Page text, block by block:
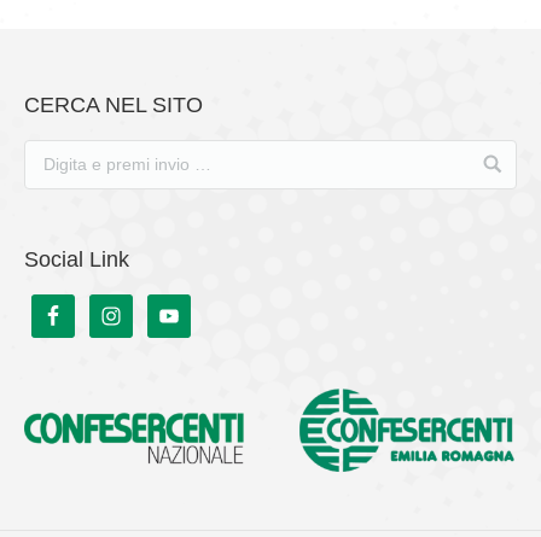
CERCA NEL SITO
Social Link